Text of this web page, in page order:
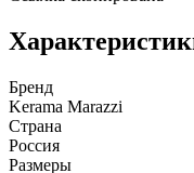
Бренд
Kerama Marazzi
Страна
Россия
Размеры